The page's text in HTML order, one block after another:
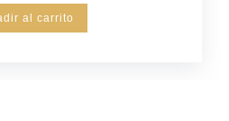
al carrito